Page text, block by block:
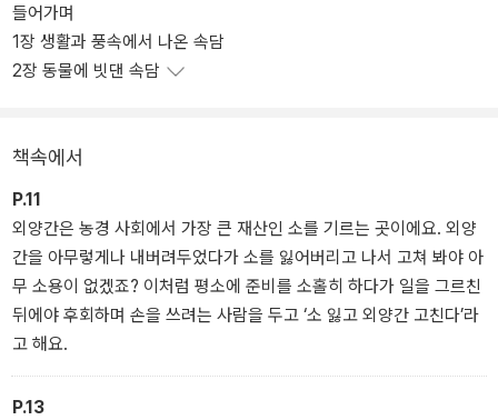
좋은지 등 속담이 생겨난 이야기를 읽다 보면 아리송했던 속담이 더
쉽고 정확하게 이해될 것이다. 또 익살스러운 네 칸 만화와 다양한 예
문으로 어떤 상황에서 이 속담이 쓰이는지도 자연스럽게 익힐 수 있
들어가며
1장 생활과 풍속에서 나온 속담
2장 동물에 빗댄 속담
책속에서
P.11
외양간은 농경 사회에서 가장 큰 재산인 소를 기르는 곳이에요. 외양
간을 아무렇게나 내버려두었다가 소를 잃어버리고 나서 고쳐 봐야 아
무 소용이 없겠죠? 이처럼 평소에 준비를 소홀히 하다가 일을 그르친
뒤에야 후회하며 손을 쓰려는 사람을 두고 ‘소 잃고 외양간 고친다’라
고 해요.
P.13